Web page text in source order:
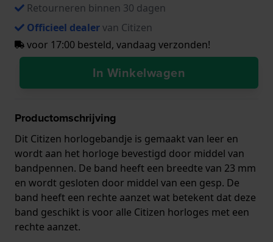
Retourneren binnen 30 dagen
Officieel dealervan Citizen
voor 17:00 besteld, vandaag verzonden!
In Winkelwagen
Productomschrijving
Dit Citizen horlogebandje is gemaakt van leer en
wordt aan het horloge bevestigd door middel van
bandpennen. De band heeft een breedte van 23 mm
en wordt gesloten door middel van een gesp. De
band heeft een rechte aanzet wat betekent dat deze
band geschikt is voor alle Citizen horloges met een
rechte aanzet.